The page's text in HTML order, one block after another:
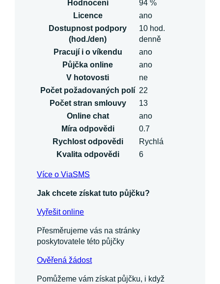
Hodnocení
94 %
Licence
ano
Dostupnost podpory
(hod./den)
10 hod.
denně
Pracují i o víkendu
ano
Půjčka online
ano
V hotovosti
ne
Počet požadovaných polí 22
Počet stran smlouvy
13
Online chat
ano
Míra odpovědi
0.7
Rychlost odpovědi
Rychlá
Kvalita odpovědi
6
Více o ViaSMS
Jak chcete získat tuto půjčku?
Vyřešit online
Přesměrujeme vás na stránky
poskytovatele této půjčky
Ověřená žádost
Pomůžeme vám získat půjčku, i když